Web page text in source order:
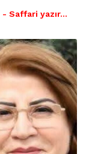
- Saffari yazır…